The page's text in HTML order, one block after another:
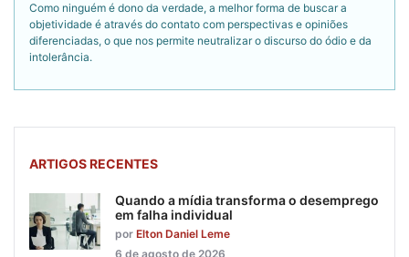
Como ninguém é dono da verdade, a melhor forma de buscar a
objetividade é através do contato com perspectivas e opiniões
diferenciadas, o que nos permite neutralizar o discurso do ódio e da
intolerância.
ARTIGOS RECENTES
Quando a mídia transforma o desemprego
em falha individual
por Elton Daniel Leme
6 de agosto de 2026